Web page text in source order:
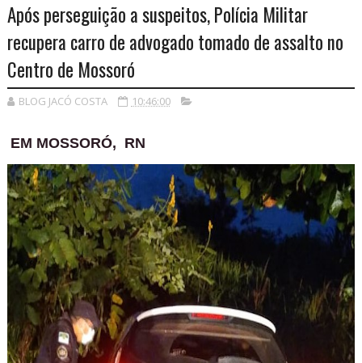
Após perseguição a suspeitos, Polícia Militar
recupera carro de advogado tomado de assalto no
Centro de Mossoró
BLOG JACÓ COSTA 10:46:00
EM MOSSORÓ, RN